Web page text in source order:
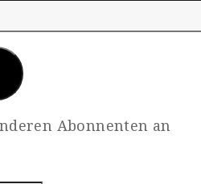
Abonnenten an